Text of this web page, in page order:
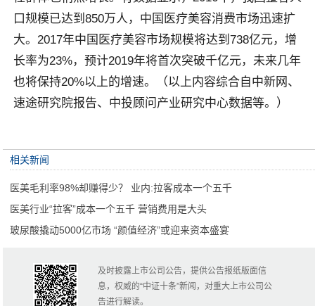
口规模已达到850万人，中国医疗美容消费市场迅速扩
大。2017年中国医疗美容市场规模将达到738亿元，增
长率为23%，预计2019年将首次突破千亿元，未来几年
也将保持20%以上的增速。（以上内容综合自中新网、
速途研究院报告、中投顾问产业研究中心数据等。）
相关新闻
医美毛利率98%却赚得少？ 业内:拉客成本一个五千
医美行业“拉客”成本一个五千 营销费用是大头
玻尿酸撬动5000亿市场 “颜值经济”或迎来资本盛宴
及时披露上市公司公告，提供公告报纸版面信
息，权威的“中证十条”新闻，对重大上市公司公
告进行解读。